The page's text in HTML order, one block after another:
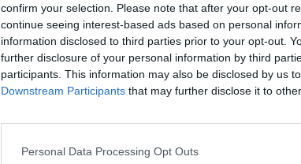
confirm your selection. Please note that after your opt-out
continue seeing interest-based ads based on personal
information disclosed to third parties prior to your opt-out.
further disclosure of your personal information by third
participants. This information may also be disclosed by us
Downstream Participants that may further disclose it to
Personal Data Processing Opt Outs
MOHLO BY SA VÁM